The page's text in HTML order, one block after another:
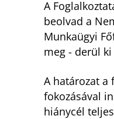
A
beolvad a
Munkaügyi
meg - derül
A határozat a
fokozásával
hiánycél